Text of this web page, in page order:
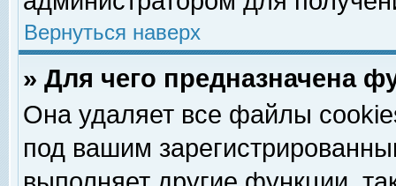
Вернуться наверх
» Для чего предназначена
Она удаляет все файлы
под вашим